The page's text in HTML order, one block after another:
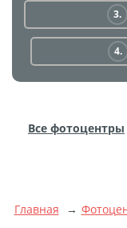
3.
4.
Все фотоцентры
Главная